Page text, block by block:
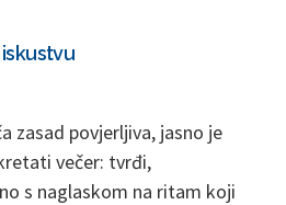
zasad povjerljiva, jasno je
večer: tvrđi,
s naglaskom na ritam koji